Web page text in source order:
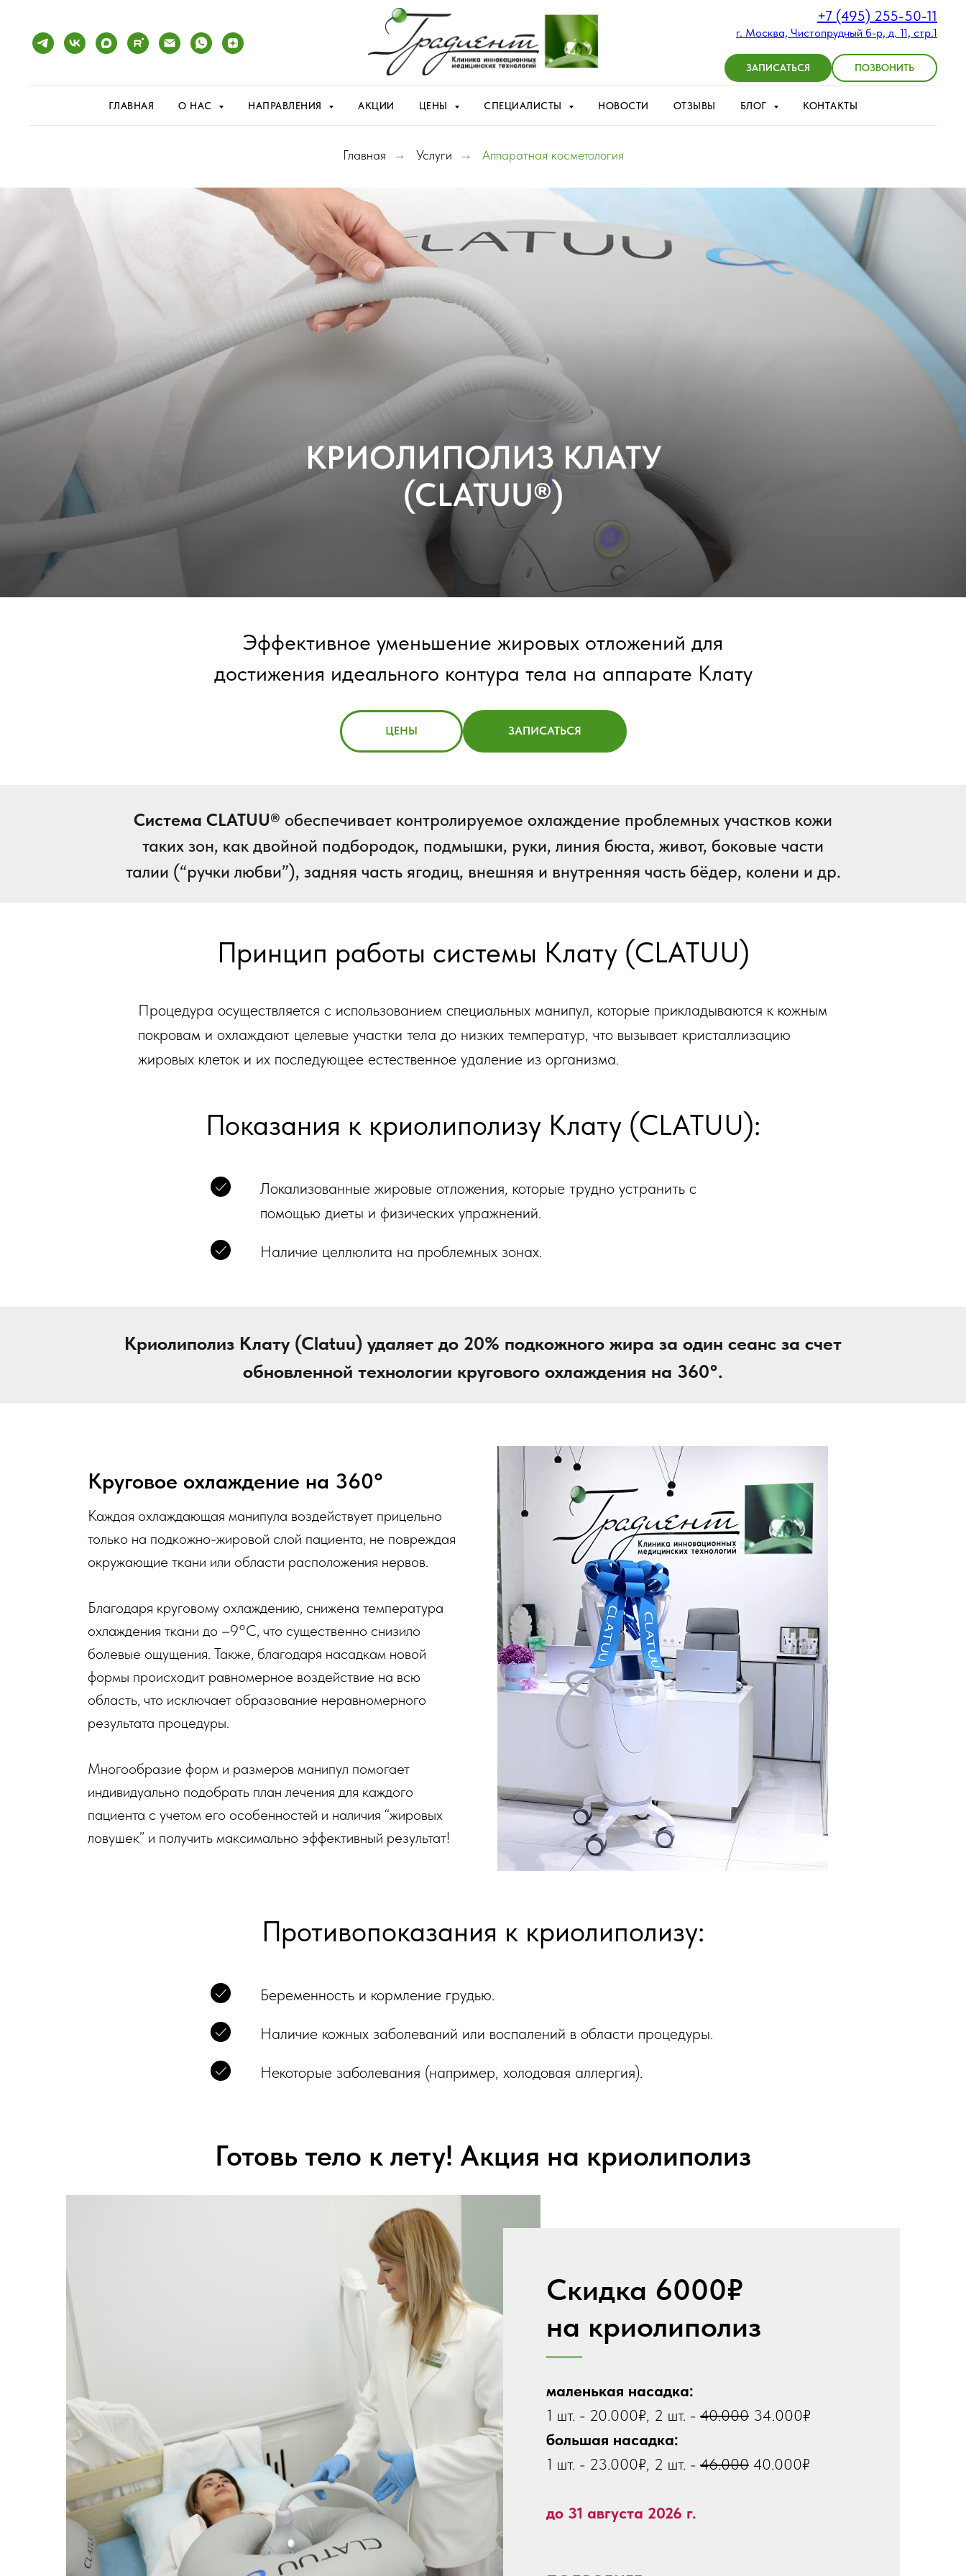
+7 (495) 255-50-11
г. Москва, Чистопрудный б-р, д. 11, стр.1
ЗАПИСАТЬСЯ ПОЗВОНИТЬ
ГЛАВНАЯ О НАС НАПРАВЛЕНИЯ АКЦИИ ЦЕНЫ СПЕЦИАЛИСТЫ НОВОСТИ ОТЗЫВЫ БЛОГ КОНТАКТЫ
Главная → Услуги → Аппаратная косметология
КРИОЛИПОЛИЗ КЛАТУ
(CLATUU®)
Эффективное уменьшение жировых отложений для
достижения идеального контура тела на аппарате Клату
ЦЕНЫ ЗАПИСАТЬСЯ
Система CLATUU® обеспечивает контролируемое охлаждение проблемных участков кожи
таких зон, как двойной подбородок, подмышки, руки, линия бюста, живот, боковые части
талии (“ручки любви”), задняя часть ягодиц, внешняя и внутренняя часть бёдер, колени и др.
Принцип работы системы Клату (CLATUU)
Процедура осуществляется с использованием специальных манипул, которые прикладываются к кожным
покровам и охлаждают целевые участки тела до низких температур, что вызывает кристаллизацию
жировых клеток и их последующее естественное удаление из организма.
Показания к криолиполизу Клату (CLATUU):
Локализованные жировые отложения, которые трудно устранить с
помощью диеты и физических упражнений.
Наличие целлюлита на проблемных зонах.
Криолиполиз Клату (Clatuu) удаляет до 20% подкожного жира за один сеанс за счет
обновленной технологии кругового охлаждения на 360°.
Круговое охлаждение на 360°
Каждая охлаждающая манипула воздействует прицельно
только на подкожно-жировой слой пациента, не повреждая
окружающие ткани или области расположения нервов.
Благодаря круговому охлаждению, снижена температура
охлаждения ткани до –9°С, что существенно снизило
болевые ощущения. Также, благодаря насадкам новой
формы происходит равномерное воздействие на всю
область, что исключает образование неравномерного
результата процедуры.
Многообразие форм и размеров манипул помогает
индивидуально подобрать план лечения для каждого
пациента с учетом его особенностей и наличия “жировых
ловушек” и получить максимально эффективный результат!
Противопоказания к криолиполизу:
Беременность и кормление грудью.
Наличие кожных заболеваний или воспалений в области процедуры.
Некоторые заболевания (например, холодовая аллергия).
Готовь тело к лету! Акция на криолиполиз
Скидка 6000₽
на криолиполиз
маленькая насадка:
1 шт. - 20.000₽, 2 шт. - 40.000 34.000₽
большая насадка:
1 шт. - 23.000₽, 2 шт. - 46.000 40.000₽
до 31 августа 2026 г.